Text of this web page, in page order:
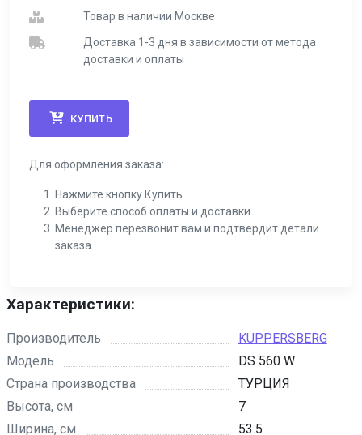
Товар в наличии Москве
Доставка 1-3 дня в зависимости от метода
доставки и оплаты
КУПИТЬ
Для оформления заказа:
Нажмите кнопку Купить
Выберите способ оплаты и доставки
Менеджер перезвонит вам и подтвердит детали
заказа
Характеристики:
Производитель
KUPPERSBERG
Модель
DS 560 W
Страна производства
ТУРЦИЯ
Высота, см
7
Ширина, см
53.5